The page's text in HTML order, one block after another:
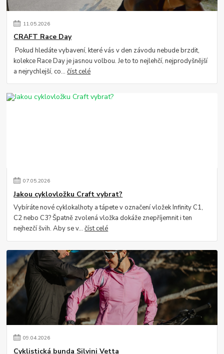
11.05.2026
CRAFT Race Day
Pokud hledáte vybavení, které vás v den závodu nebude brzdit,
kolekce Race Day je jasnou volbou. Je to to nejlehčí, nejprodyšnější
a nejrychlejší, co...číst celé
07.05.2026
Jakou cyklovložku Craft vybrat?
Vybíráte nové cyklokalhoty a tápete v označení vložek Infinity C1,
C2 nebo C3? Špatně zvolená vložka dokáže znepříjemnit i ten
nejhezčí švih. Aby se v...číst celé
09.04.2026
Cyklistická bunda Silvini Vetta